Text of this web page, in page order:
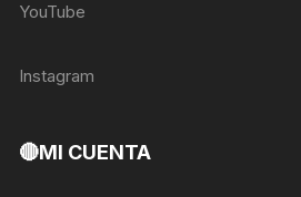
YouTube
Instagram
🔴MI CUENTA